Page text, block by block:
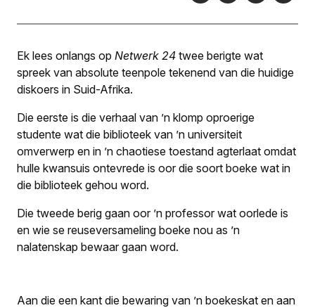
Ek lees onlangs op Netwerk 24 twee berigte wat
spreek van absolute teenpole tekenend van die huidige
diskoers in Suid-Afrika.
Die eerste is die verhaal van ’n klomp oproerige
studente wat die biblioteek van ’n universiteit
omverwerp en in ’n chaotiese toestand agterlaat omdat
hulle kwansuis ontevrede is oor die soort boeke wat in
die biblioteek gehou word.
Die tweede berig gaan oor ’n professor wat oorlede is
en wie se reuseversameling boeke nou as ’n
nalatenskap bewaar gaan word.
Aan die een kant die bewaring van ’n boekeskat en aan